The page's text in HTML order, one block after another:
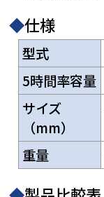
◆仕様
型式
5時間率容量
サイズ
（mm）
重量